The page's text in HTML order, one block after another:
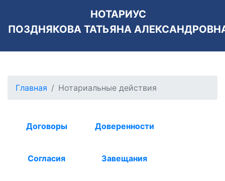
НОТАРИУС
ПОЗДНЯКОВА ТАТЬЯНА
Главная Нотариальные действия
Договоры Доверенности
Согласия Завещания